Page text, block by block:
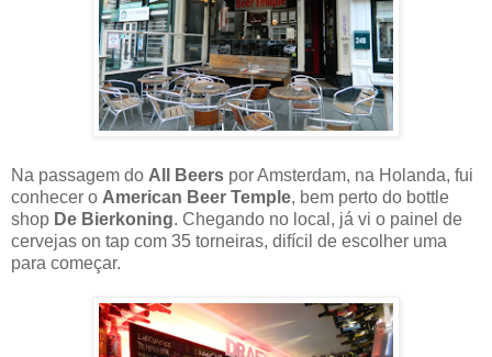
Na passagem do All Beers por Amsterdam, na Holanda, fui
conhecer o American Beer Temple, bem perto do bottle
shop De Bierkoning. Chegando no local, já vi o painel de
cervejas on tap com 35 torneiras, difícil de escolher uma
para começar.